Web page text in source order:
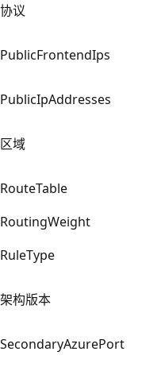
协议
PublicFrontendIps
PublicIpAddresses
区域
RouteTable
RoutingWeight
RuleType
架构版本
SecondaryAzurePort